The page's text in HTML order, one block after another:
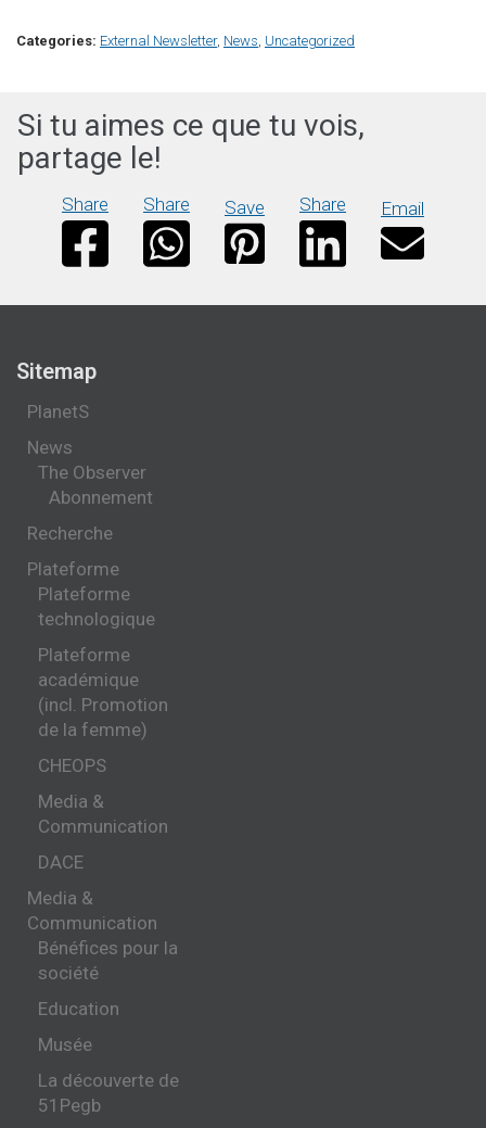
Categories: External Newsletter, News Uncategorized
Si tu aimes ce que tu vois,
partage le!
Share Share Save Share Email
Sitemap
PlanetS
News
The Observer
Abonnement
Recherche
Plateforme
Plateforme
technologique
Plateforme
académique
(incl. Promotion
de la femme)
CHEOPS
Media &
Communication
DACE
Media &
Communication
Bénéfices pour la
société
Education
Musée
La découverte de
51Pegb